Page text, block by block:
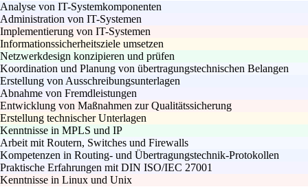
Analyse von IT-Systemkomponenten
Administration von IT-Systemen
Implementierung von IT-Systemen
Informationssicherheitsziele umsetzen
Netzwerkdesign konzipieren und prüfen
Koordination und Planung von übertragungstechnischen Belangen
Erstellung von Ausschreibungsunterlagen
Abnahme von Fremdleistungen
Entwicklung von Maßnahmen zur Qualitätssicherung
Erstellung technischer Unterlagen
Kenntnisse in MPLS und IP
Arbeit mit Routern, Switches und Firewalls
Kompetenzen in Routing- und Übertragungstechnik-Protokollen
Praktische Erfahrungen mit DIN ISO/IEC 27001
Kenntnisse in Linux und Unix